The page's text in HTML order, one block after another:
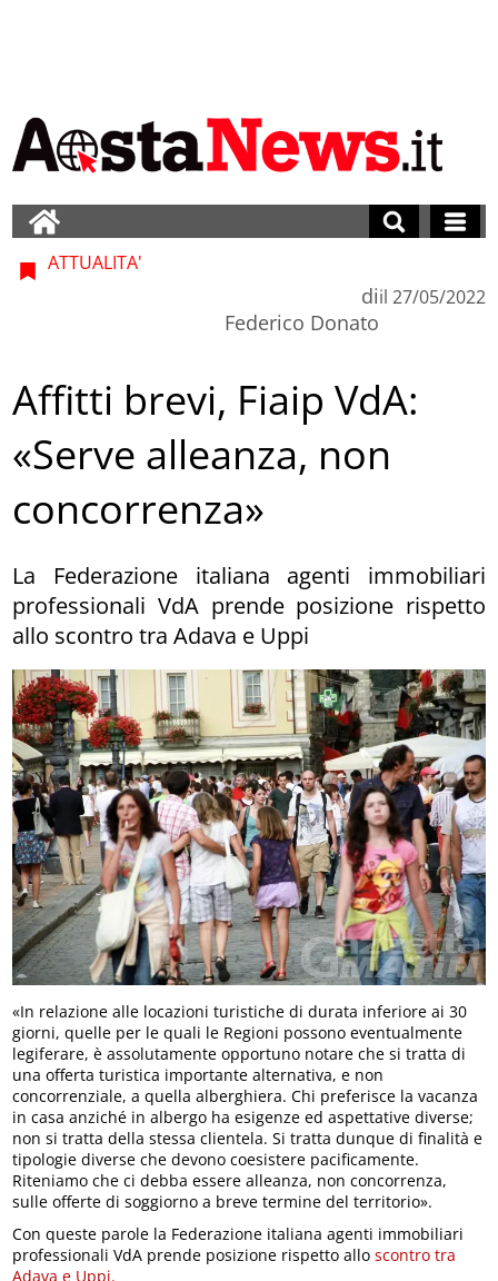
ATTUALITA'
di
Federico Donato
il 27/05/2022
Affitti brevi, Fiaip VdA:
«Serve alleanza, non
concorrenza»
La Federazione italiana agenti immobiliari
professionali VdA prende posizione rispetto
allo scontro tra Adava e Uppi
«In relazione alle locazioni turistiche di durata inferiore ai 30
giorni, quelle per le quali le Regioni possono eventualmente
legiferare, è assolutamente opportuno notare che si tratta di
una offerta turistica importante alternativa, e non
concorrenziale, a quella alberghiera. Chi preferisce la vacanza
in casa anziché in albergo ha esigenze ed aspettative diverse;
non si tratta della stessa clientela. Si tratta dunque di finalità e
tipologie diverse che devono coesistere pacificamente.
Riteniamo che ci debba essere alleanza, non concorrenza,
sulle offerte di soggiorno a breve termine del territorio».
Con queste parole la Federazione italiana agenti immobiliari
professionali VdA prende posizione rispetto alloscontro tra
Adava e Uppi.